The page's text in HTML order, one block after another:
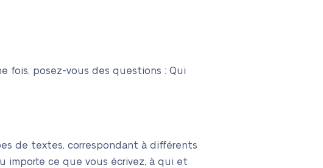
fois, posez-vous des questions : Qui
de textes, correspondant à différents
importe ce que vous écrivez, à qui et